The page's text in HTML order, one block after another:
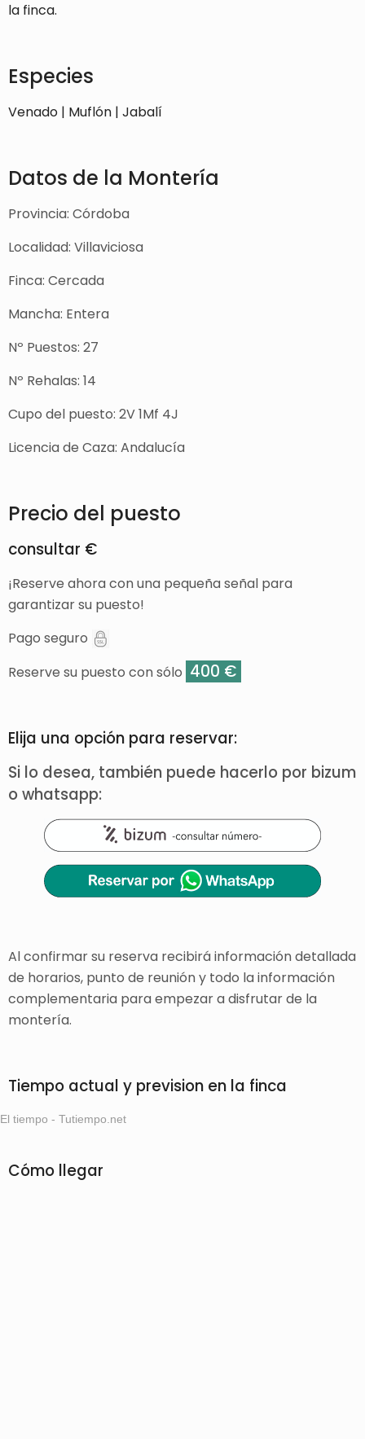
la finca.
Especies
Venado | Muflón | Jabalí
Datos de la Montería
Provincia: Córdoba
Localidad: Villaviciosa
Finca: Cercada
Mancha: Entera
Nº Puestos: 27
Nº Rehalas: 14
Cupo del puesto: 2V 1Mf 4J
Licencia de Caza: Andalucía
Precio del puesto
consultar €
¡Reserve ahora con una pequeña señal para
garantizar su puesto!
Pago seguro
Reserve su puesto con sólo 400 €
Elija una opción para reservar:
Si lo desea, también puede hacerlo por bizum
o whatsapp:
Al confirmar su reserva recibirá información detallada
de horarios, punto de reunión y todo la información
complementaria para empezar a disfrutar de la
montería.
Tiempo actual y prevision en la finca
El tiempo - Tutiempo.net
Cómo llegar